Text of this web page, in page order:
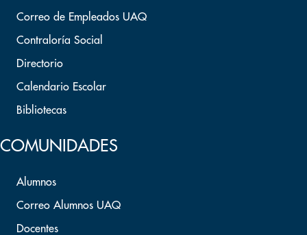
Correo de Empleados UAQ
Contraloría Social
Directorio
Calendario Escolar
Bibliotecas
COMUNIDADES
Alumnos
Correo Alumnos UAQ
Docentes